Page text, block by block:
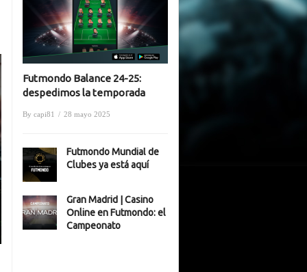
Futmondo Balance 24-25:
despedimos la temporada
By capi81 / 28 mayo 2025
Futmondo Mundial de
Clubes ya está aquí
Gran Madrid | Casino
Online en Futmondo: el
Campeonato